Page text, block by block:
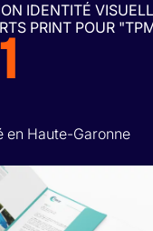
DESIGN GRAPHIQUE
SITES INTERNET
APPLICATIONS MOBILES
RÉALISATION VIDÉOS
IDENTITÉ
PRINT POUR
en Haute-Garonne